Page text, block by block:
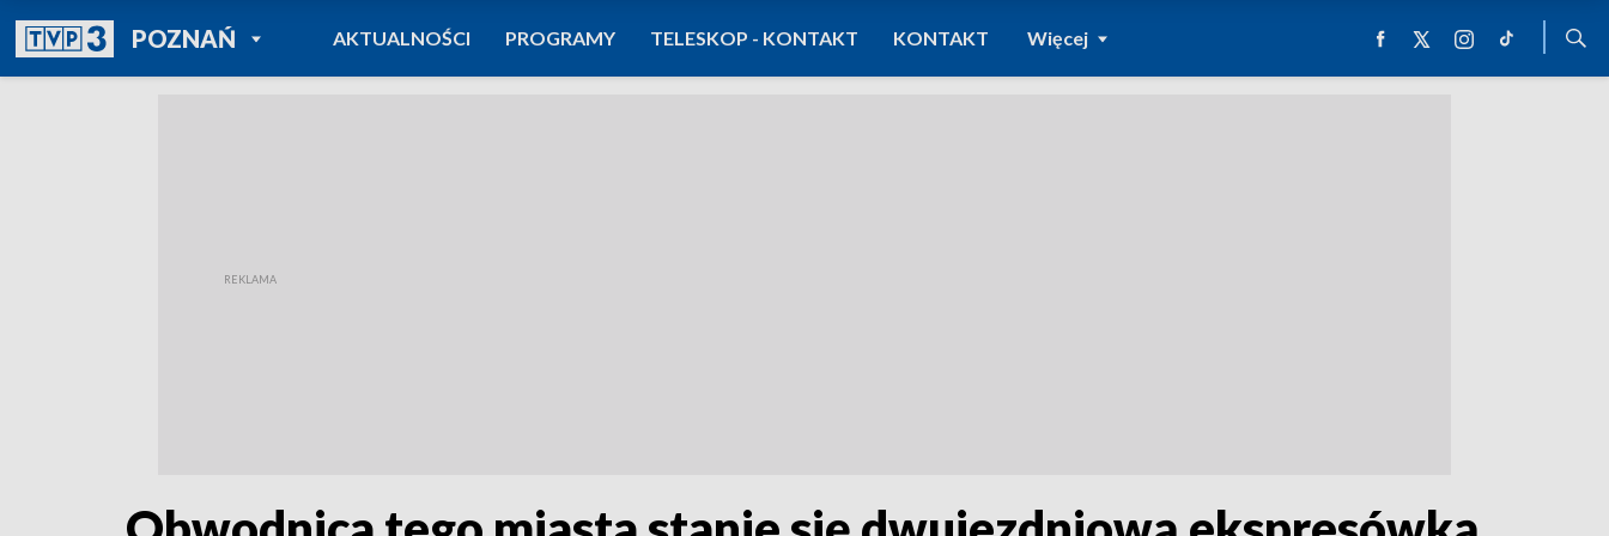
POZNAŃPOWRÓT DO
TVP REGIONY
AKTUALNOŚCI PROGRAMY TELESKOP - KONTAKT KONTAKT Więcej